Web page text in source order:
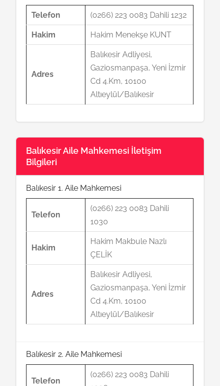
Telefon (0266) 223 0083 Dahili 1232
Hakim Hakim Menekşe KUNT
Adres
Balıkesir Adliyesi,
Gaziosmanpaşa, Yeni İzmir
Cd 4.Km, 10100
Altıeylül/Balıkesir
Balıkesir Aile Mahkemesi İletişim
Bilgileri
Balıkesir 1. Aile Mahkemesi
Telefon
(0266) 223 0083 Dahili
1030
Hakim
Hakim Makbule Nazlı
ÇELİK
Adres
Balıkesir Adliyesi,
Gaziosmanpaşa, Yeni İzmir
Cd 4.Km, 10100
Altıeylül/Balıkesir
Balıkesir 2. Aile Mahkemesi
Telefon
(0266) 223 0083 Dahili